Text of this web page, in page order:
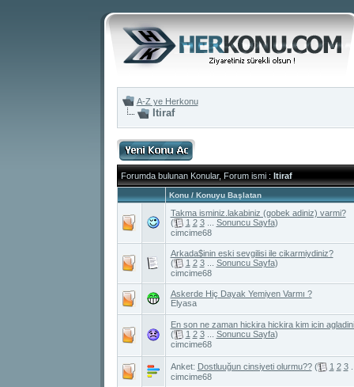
A-Z ye Herkonu
Itiraf
Forumda bulunan Konular, Forum ismi: Itiraf
Konu/ Konuyu Başlatan
Takma isminiz.lakabiniz (gobek adiniz) varmi?
(
1 2 3... Sonuncu Sayfa)
cimcime68
Arkada$inin eski sevgilisi ile cikarmiydiniz?
(
1 2 3... Sonuncu Sayfa)
cimcime68
Askerde Hiç Dayak Yemiyen Varmı ?
Elyasa
En son ne zaman hickira hickira kim icin
(
1 2 3... Sonuncu Sayfa)
cimcime68
Anket: Dostluuğun cinsiyeti olurmu?? ( 1 2 3
cimcime68